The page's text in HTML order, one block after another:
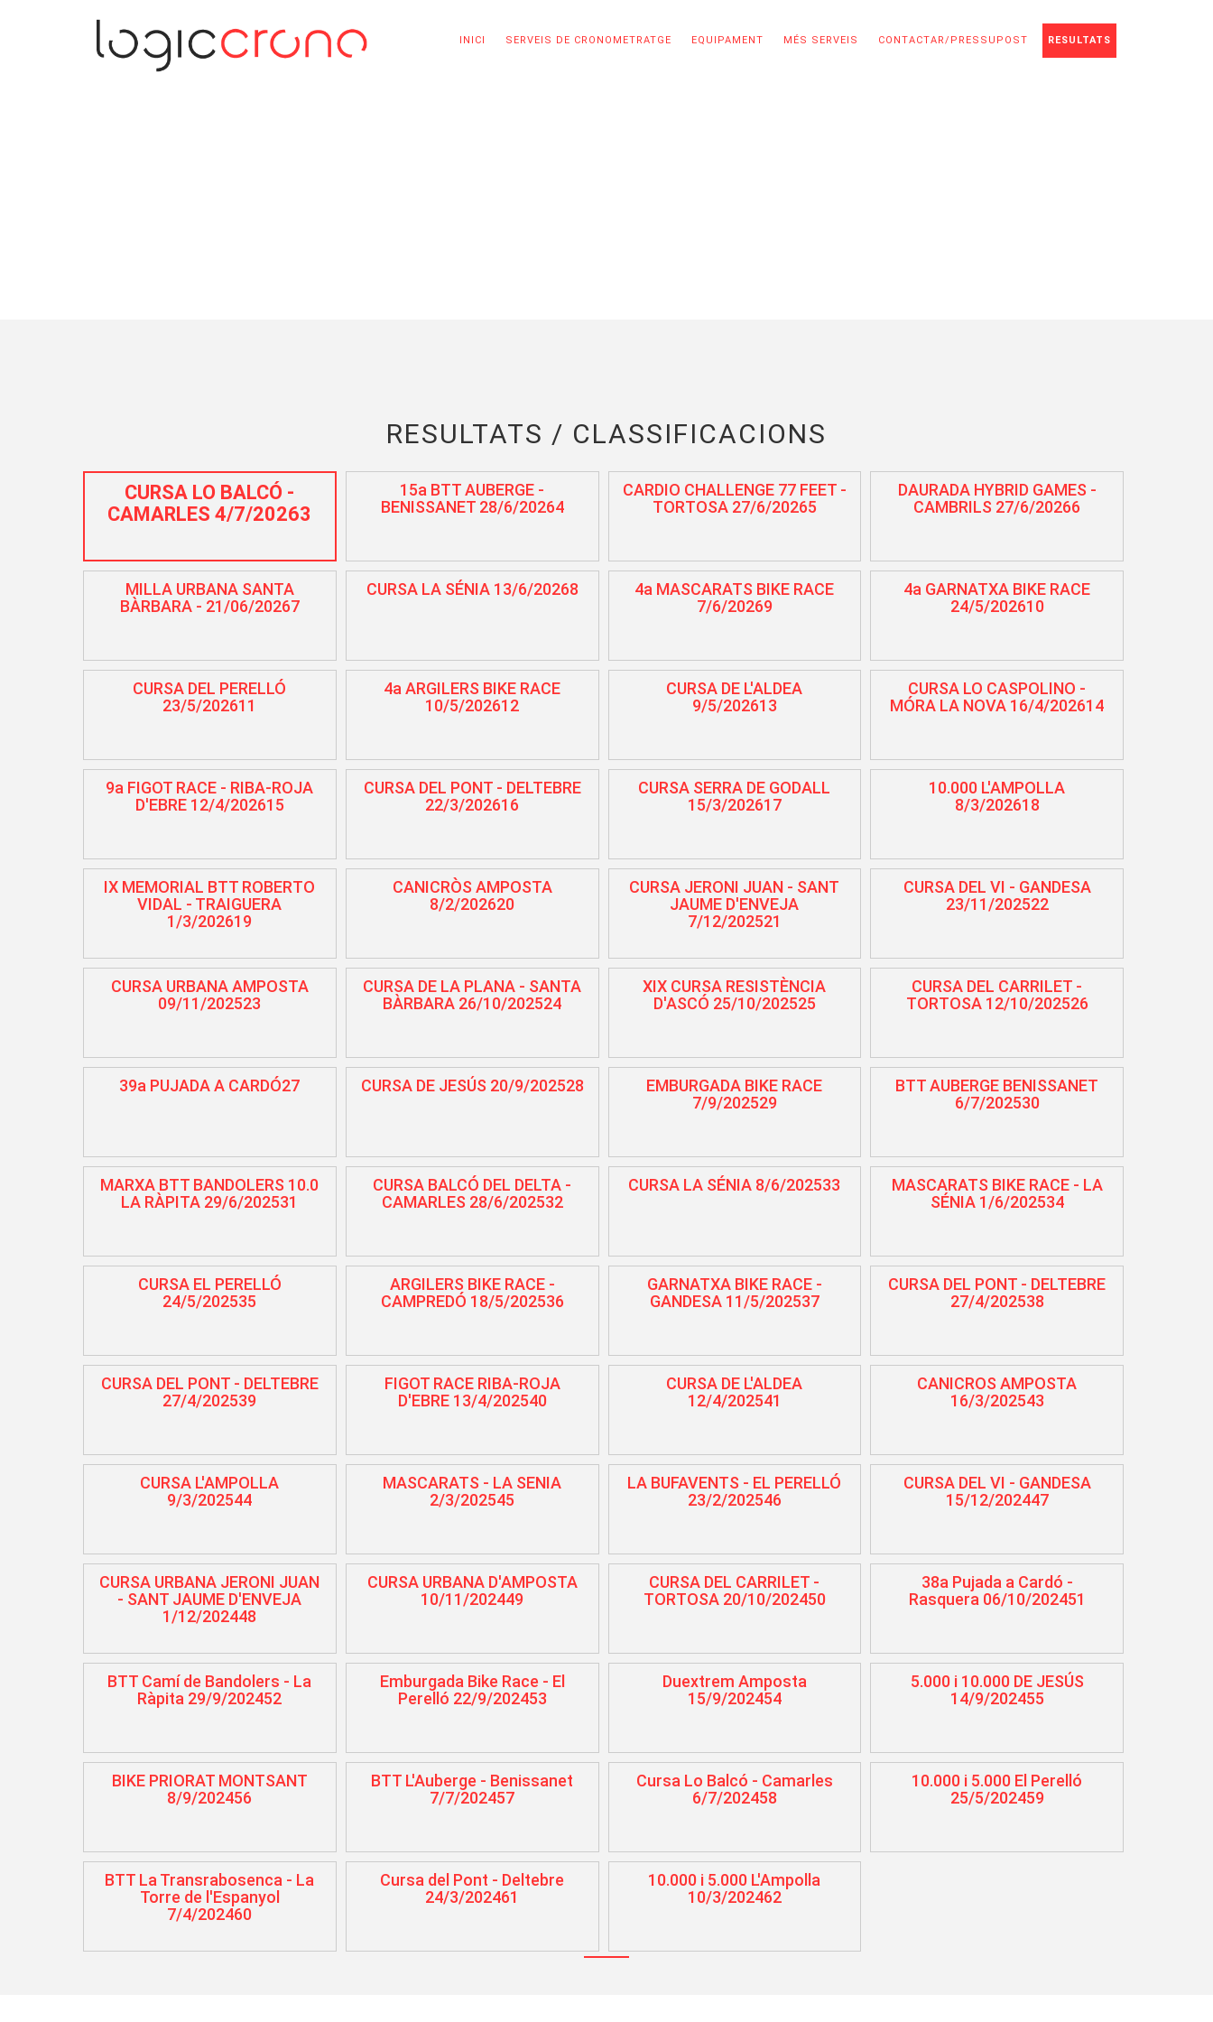
INICI SERVEIS DE CRONOMETRATGE EQUIPAMENT MÉS SERVEIS CONTACTAR/PRESSUPOST RESULTATS
RESULTATS / CLASSIFICACIONS
CURSA LO BALCÓ -
CAMARLES 4/7/20263
15a BTT AUBERGE -
BENISSANET 28/6/20264
CARDIO CHALLENGE 77 FEET -
TORTOSA 27/6/20265
DAURADA HYBRID GAMES -
CAMBRILS 27/6/20266
MILLA URBANA SANTA
BÀRBARA - 21/06/20267
CURSA LA SÉNIA 13/6/20268
4a MASCARATS BIKE RACE
7/6/20269
4a GARNATXA BIKE RACE
24/5/202610
CURSA DEL PERELLÓ
23/5/202611
4a ARGILERS BIKE RACE
10/5/202612
CURSA DE L'ALDEA
9/5/202613
CURSA LO CASPOLINO -
MÓRA LA NOVA 16/4/202614
9a FIGOT RACE - RIBA-ROJA
D'EBRE 12/4/202615
CURSA DEL PONT - DELTEBRE
22/3/202616
CURSA SERRA DE GODALL
15/3/202617
10.000 L'AMPOLLA
8/3/202618
IX MEMORIAL BTT ROBERTO
VIDAL - TRAIGUERA
1/3/202619
CANICRÒS AMPOSTA
8/2/202620
CURSA JERONI JUAN - SANT
JAUME D'ENVEJA
7/12/202521
CURSA DEL VI - GANDESA
23/11/202522
CURSA URBANA AMPOSTA
09/11/202523
CURSA DE LA PLANA - SANTA
BÀRBARA 26/10/202524
XIX CURSA RESISTÈNCIA
D'ASCÓ 25/10/202525
CURSA DEL CARRILET -
TORTOSA 12/10/202526
39a PUJADA A CARDÓ27 CURSA DE JESÚS 20/9/202528
EMBURGADA BIKE RACE
7/9/202529
BTT AUBERGE BENISSANET
6/7/202530
MARXA BTT BANDOLERS 10.0
LA RÀPITA 29/6/202531
CURSA BALCÓ DEL DELTA -
CAMARLES 28/6/202532
CURSA LA SÉNIA 8/6/202533
MASCARATS BIKE RACE - LA
SÉNIA 1/6/202534
CURSA EL PERELLÓ
24/5/202535
ARGILERS BIKE RACE -
CAMPREDÓ 18/5/202536
GARNATXA BIKE RACE -
GANDESA 11/5/202537
CURSA DEL PONT - DELTEBRE
27/4/202538
CURSA DEL PONT - DELTEBRE
27/4/202539
FIGOT RACE RIBA-ROJA
D'EBRE 13/4/202540
CURSA DE L'ALDEA
12/4/202541
CANICROS AMPOSTA
16/3/202543
CURSA L'AMPOLLA
9/3/202544
MASCARATS - LA SENIA
2/3/202545
LA BUFAVENTS - EL PERELLÓ
23/2/202546
CURSA DEL VI - GANDESA
15/12/202447
CURSA URBANA JERONI JUAN
- SANT JAUME D'ENVEJA
1/12/202448
CURSA URBANA D'AMPOSTA
10/11/202449
CURSA DEL CARRILET -
TORTOSA 20/10/202450
38a Pujada a Cardó -
Rasquera 06/10/202451
BTT Camí de Bandolers - La
Ràpita 29/9/202452
Emburgada Bike Race - El
Perelló 22/9/202453
Duextrem Amposta
15/9/202454
5.000 i 10.000 DE JESÚS
14/9/202455
BIKE PRIORAT MONTSANT
8/9/202456
BTT L'Auberge - Benissanet
7/7/202457
Cursa Lo Balcó - Camarles
6/7/202458
10.000 i 5.000 El Perelló
25/5/202459
BTT La Transrabosenca - La
Torre de l'Espanyol
7/4/202460
Cursa del Pont - Deltebre
24/3/202461
10.000 i 5.000 L'Ampolla
10/3/202462